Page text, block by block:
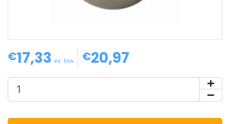
op voorraad
€17,33 ex. btw €20,97